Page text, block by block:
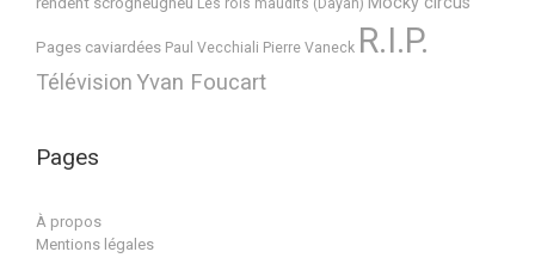
Les rois maudits (Dayan)
Pages caviardées Paul Vecchiali Pierre Vaneck R.I.P.
TélévisionYvan Foucart
Pages
À propos
Mentions légales